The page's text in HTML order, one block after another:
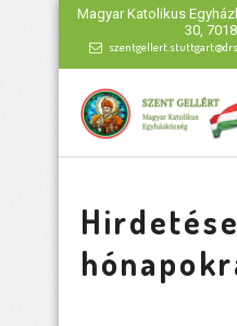
Magyar Katolikus
30,